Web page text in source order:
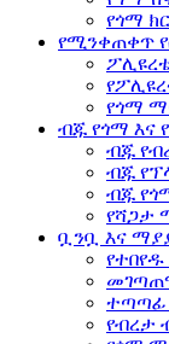
የጎማ
የሚንቀጠቀጥ
የጎማ
ብጁ የጎማ እና
ብጁ
ብጁ
ብጁ
የሻጋታ
ቧንቧ እና
ተጣጣፊ
የብረታ